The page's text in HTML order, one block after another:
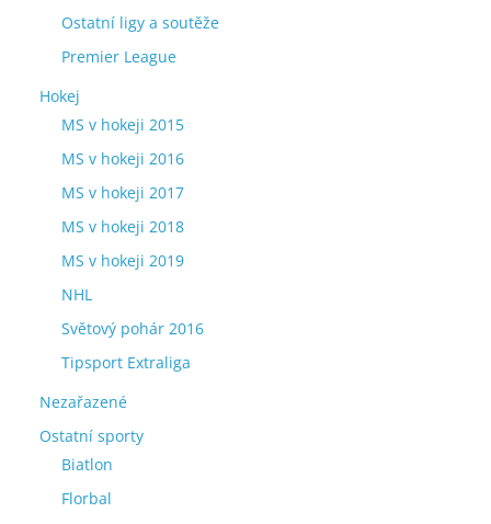
Ostatní ligy a soutěže
Premier League
Hokej
MS v hokeji 2015
MS v hokeji 2016
MS v hokeji 2017
MS v hokeji 2018
MS v hokeji 2019
NHL
Světový pohár 2016
Tipsport Extraliga
Nezařazené
Ostatní sporty
Biatlon
Florbal